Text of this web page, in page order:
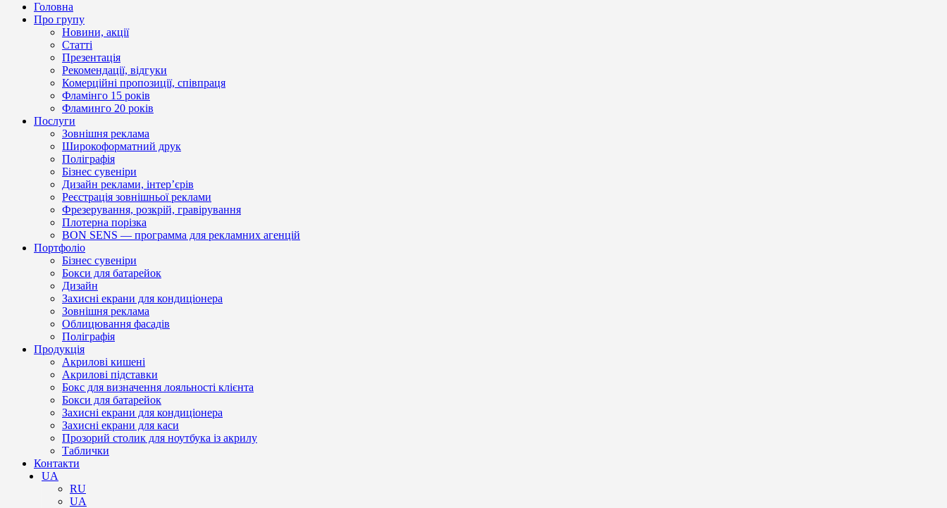
Головна
Про групу
Новини, акції
Статті
Презентація
Рекомендації, відгуки
Комерційні пропозиції, співпраця
Фламінго 15 років
Фламинго 20 років
Послуги
Зовнішня реклама
Широкоформатний друк
Поліграфія
Бізнес сувеніри
Дизайн реклами, інтер’єрів
Реєстрація зовнішньої реклами
Фрезерування, розкрій, гравірування
Плотерна порізка
BON SENS — программа для рекламних агенцій
Портфоліо
Бізнес сувеніри
Бокси для батарейок
Дизайн
Захисні екрани для кондиціонера
Зовнішня реклама
Облицювання фасадів
Поліграфія
Продукція
Акрилові кишені
Акрилові підставки
Бокс для визначення лояльності клієнта
Бокси для батарейок
Захисні екрани для кондиціонера
Захисні екрани для каси
Прозорий столик для ноутбука із акрилу
Таблички
Контакти
UA
RU
UA